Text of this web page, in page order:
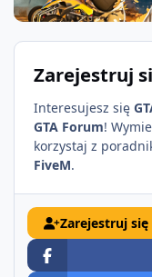
Zarejestruj
Interesujesz się
GTA Forum!
korzystaj z
FiveM.
Zarejestruj się